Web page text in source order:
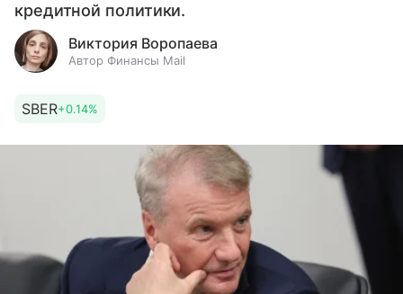
кредитной политики.
Виктория Воропаева
Автор Финансы Mail
SBER+0.14%